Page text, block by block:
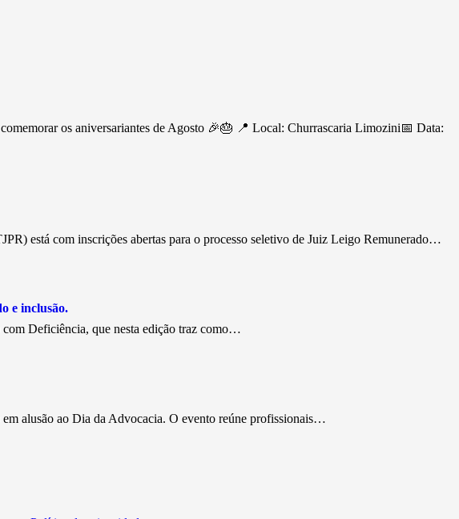
os aniversariantes de Agosto 🎉🎂 📍 Local: Churrascaria Limozini📅 Data:
está com inscrições abertas para o processo seletivo de Juiz Leigo Remunerado…
e inclusão.
Deficiência, que nesta edição traz como…
alusão ao Dia da Advocacia. O evento reúne profissionais…